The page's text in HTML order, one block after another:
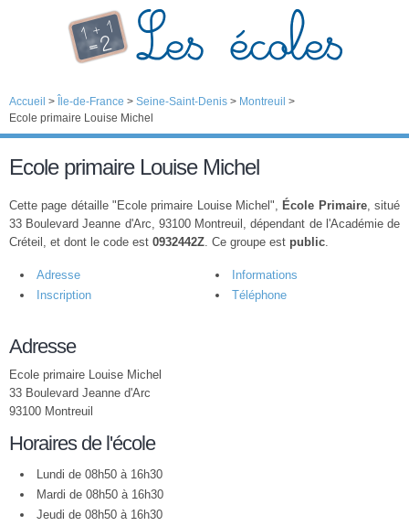
Accueil > Île-de-France > Seine-Saint-Denis > Montreuil >
Ecole primaire Louise Michel
Ecole primaire Louise Michel
Cette page détaille "Ecole primaire Louise Michel", École Primaire, situé
33 Boulevard Jeanne d'Arc, 93100 Montreuil, dépendant de l'Académie de
Créteil, et dont le code est 0932442Z. Ce groupe est public.
Adresse
Informations
Inscription
Téléphone
Adresse
Ecole primaire Louise Michel
33 Boulevard Jeanne d'Arc
93100 Montreuil
Horaires de l'école
Lundi de 08h50 à 16h30
Mardi de 08h50 à 16h30
Jeudi de 08h50 à 16h30